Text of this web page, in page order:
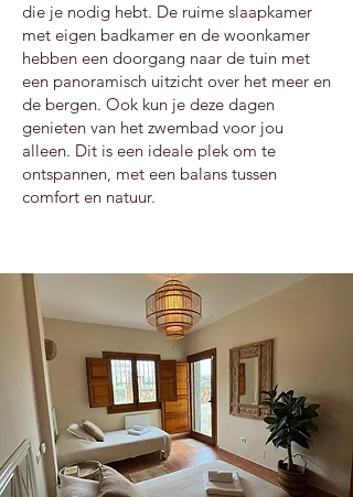
die je nodig hebt. De ruime slaapkamer
met eigen badkamer en de woonkamer
hebben een doorgang naar de tuin met
een panoramisch uitzicht over het meer en
de bergen. Ook kun je deze dagen
genieten van het zwembad voor jou
alleen. Dit is een ideale plek om te
ontspannen, met een balans tussen
comfort en natuur.